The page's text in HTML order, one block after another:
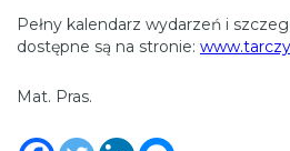
Pełny kalendarz wydarzeń i
dostępne są na stronie:
Mat. Pras.